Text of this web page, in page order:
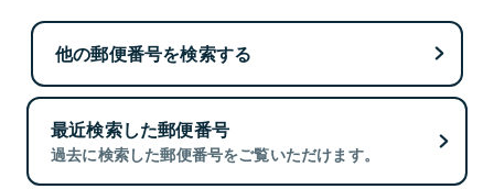
他の郵便番号を検索する
最近検索した郵便番号
過去に検索した郵便番号をご覧いただけます。